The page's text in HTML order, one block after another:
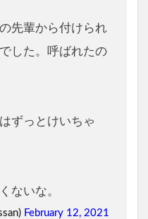
先輩から付けられ
した。呼ばれたの
ずっとけいちゃ
ないな。
February 12, 2021